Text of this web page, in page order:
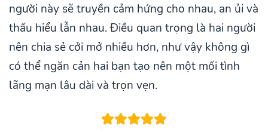
người này sẽ truyền cảm hứng cho nhau, an ủi và
thấu hiểu lẫn nhau. Điều quan trọng là hai người
nên chia sẻ cởi mở nhiều hơn, như vậy không gì
có thể ngăn cản hai bạn tạo nên một mối tình
lãng mạn lâu dài và trọn vẹn.